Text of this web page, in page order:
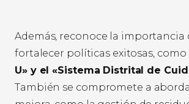
Además, reconoce la importancia
fortalecer políticas exitosas, como
U» y el «Sistema Distrital de
También se compromete a